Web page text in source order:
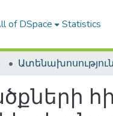
of DSpace Statistics